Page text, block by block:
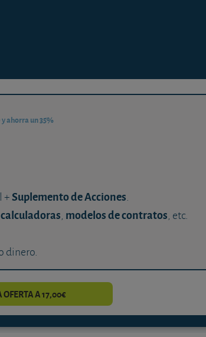
ahorra un 35%
+Suplemento de Acciones.
calculadoras, modelos de contratos, etc.
dinero.
OFERTA A 17,00€